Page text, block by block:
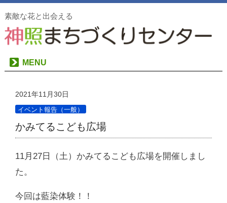
素敵な花と出会える
MENU
2021年11月30日
イベント報告（一般）
かみてるこども広場
11月27日（土）かみてるこども広場を開催しまし
た。
今回は藍染体験！！